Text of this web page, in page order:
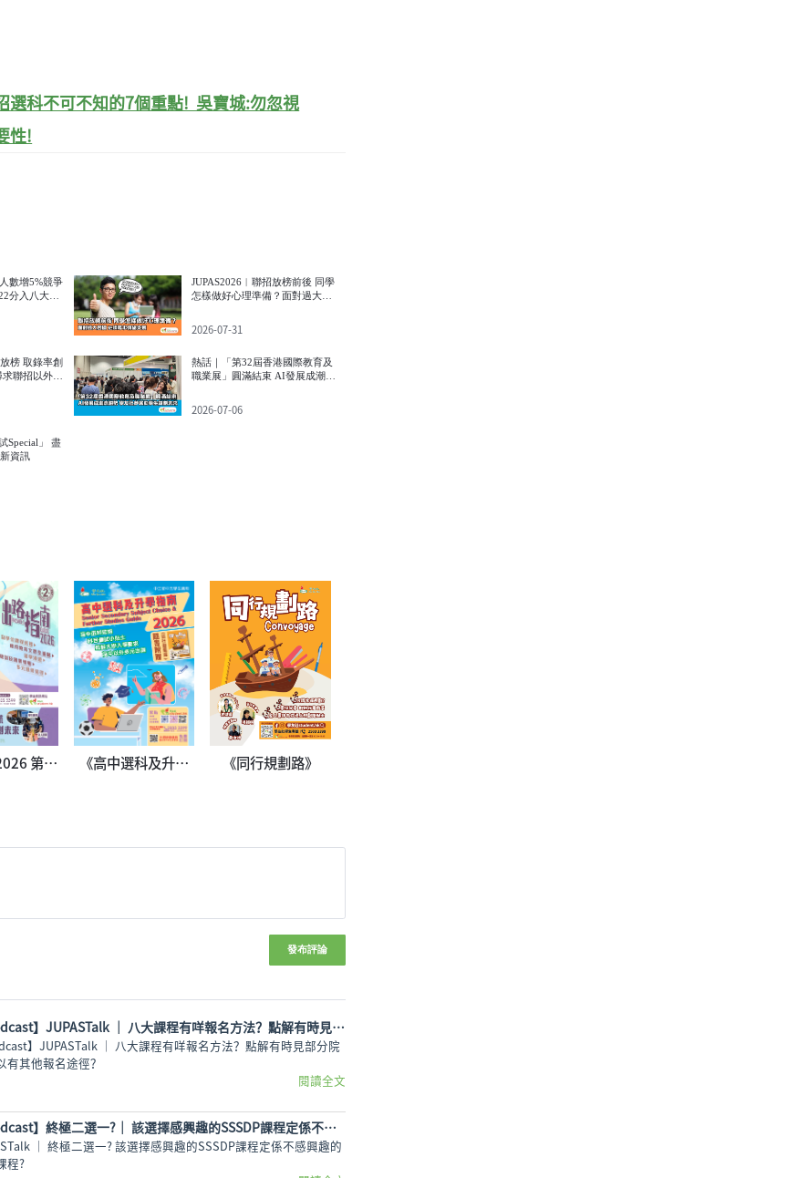
選科不可不知的7個重點! 吳寶城:勿忽視
性!
數增5%競爭
分入八大較
JUPAS2026︱聯招放榜前後 同學
怎樣做好心理準備？面對過大困
2026-07-31
率創
熱話｜「第32屆香港國際教育及
職業展」圓滿結束 AI發展成潮流
2026-07-06
Special」 盡
資訊
第二
《高中選科及升學
《同行規劃路》
發布評論
【Podcast】JUPASTalk ｜ 八大課程有咩報名方法？點解有時見部分院校可以有其他報名途徑？
】JUPASTalk ｜ 八大課程有咩報名方法？點解有時見部分院
有其他報名途徑？
閱讀全文
【Podcast】終極二選一?｜ 該選擇感興趣的SSSDP課程定係不感興趣的八大課程?
｜ 終極二選一? 該選擇感興趣的SSSDP課程定係不感興趣的
程?